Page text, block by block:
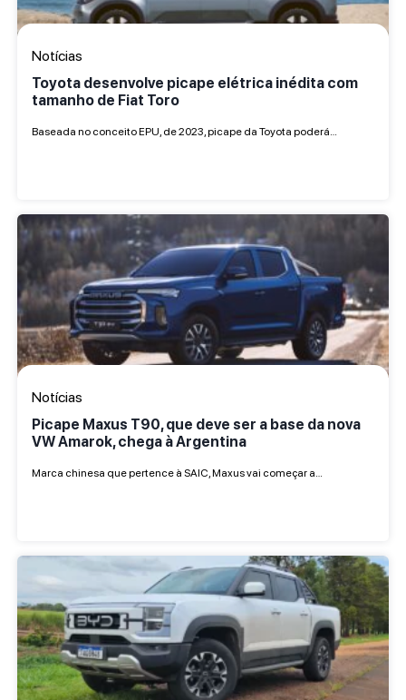
Notícias
Toyota desenvolve picape elétrica inédita com
tamanho de Fiat Toro
Baseada no conceito EPU, de 2023, picape da Toyota poderá…
Notícias
Picape Maxus T90, que deve ser a base da nova
VW Amarok, chega à Argentina
Marca chinesa que pertence à SAIC, Maxus vai começar a…